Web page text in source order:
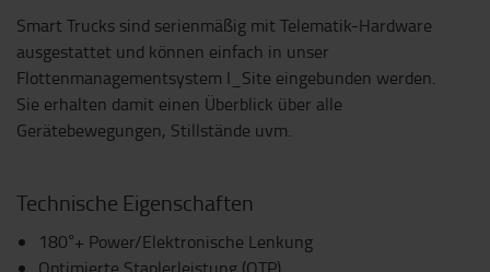
Smart Trucks sind serienmäßig mit Telematik-Hardware
ausgestattet und können einfach in unser
Flottenmanagementsystem I_Site eingebunden werden.
Sie erhalten damit einen Überblick über alle
Gerätebewegungen, Stillstände uvm.
Technische Eigenschaften
180°+ Power/Elektronische Lenkung